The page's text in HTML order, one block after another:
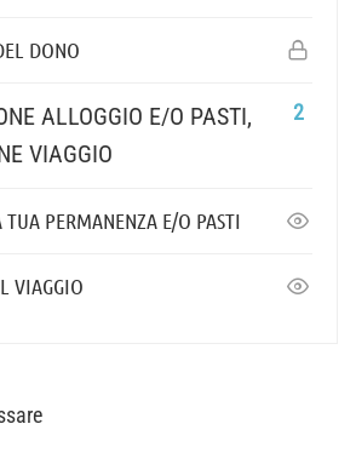
DONO
ALLOGGIO E/O PASTI,
VIAGGIO
2
TUA PERMANENZA E/O PASTI
VIAGGIO